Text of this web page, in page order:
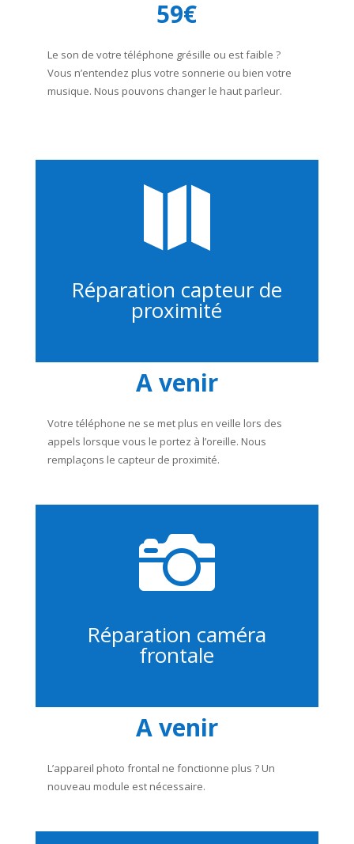
59€
Le son de votre téléphone grésille ou est faible ?
Vous n’entendez plus votre sonnerie ou bien votre
musique. Nous pouvons changer le haut parleur.

Réparation capteur de
proximité
A venir
Votre téléphone ne se met plus en veille lors des
appels lorsque vous le portez à l’oreille. Nous
remplaçons le capteur de proximité.

Réparation caméra
frontale
A venir
L’appareil photo frontal ne fonctionne plus ? Un
nouveau module est nécessaire.